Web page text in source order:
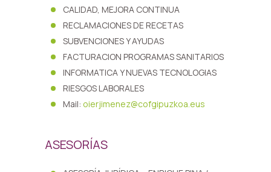
CALIDAD, MEJORA CONTINUA
RECLAMACIONES DE RECETAS
SUBVENCIONES Y AYUDAS
FACTURACION PROGRAMAS SANITARIOS
INFORMATICA Y NUEVAS TECNOLOGIAS
RIESGOS LABORALES
Mail: oierjimenez@cofgipuzkoa.eus
ASESORÍAS